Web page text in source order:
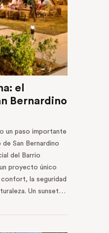
el
Bernardino
un paso importante
San Bernardino
del Barrio
proyecto único
la seguridad
Un sunset…